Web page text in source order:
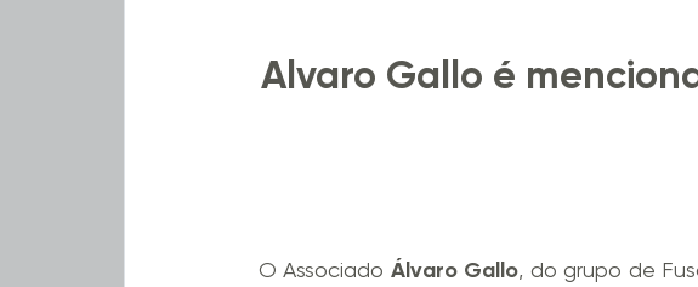
Alvaro Gallo é
O Associado Álvaro Gallo, do grupo de